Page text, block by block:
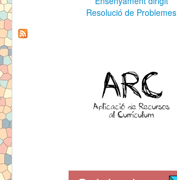
Resolució de Problemes